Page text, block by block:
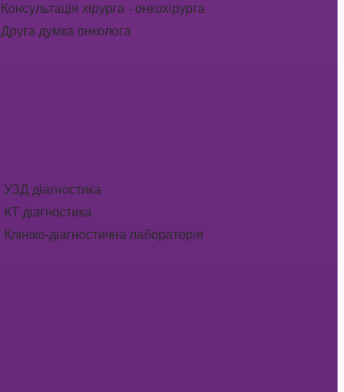
Консультація хірурга - онкохірурга
Друга думка онколога
УЗД діагностика
КТ діагностика
Клініко-діагностична лабораторія